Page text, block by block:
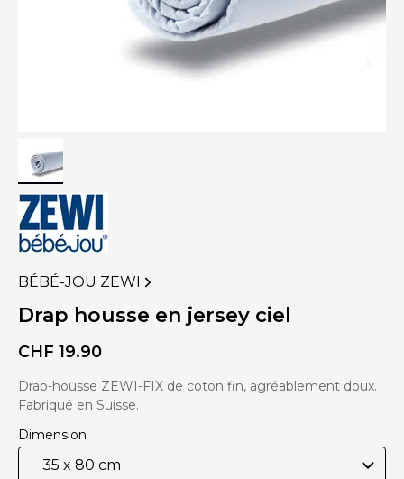
VOIR
PLUS
DE
DE
BÉBÉ-JOU ZEWI
Drap housse en jersey ciel
CHF 19.90
Drap-housse ZEWI-FIX de coton fin, agréablement doux.
Fabriqué en Suisse.
Dimension